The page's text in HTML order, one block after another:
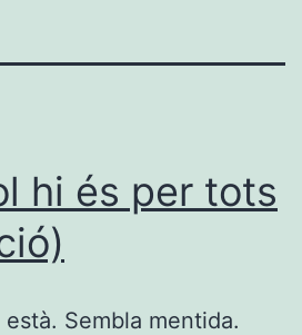
hi és per tots
Sembla mentida.